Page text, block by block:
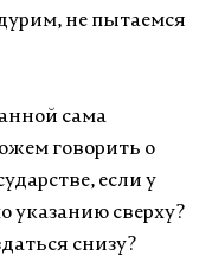
не пытаемся
сама
говорить о
если у
указанию сверху?
снизу?